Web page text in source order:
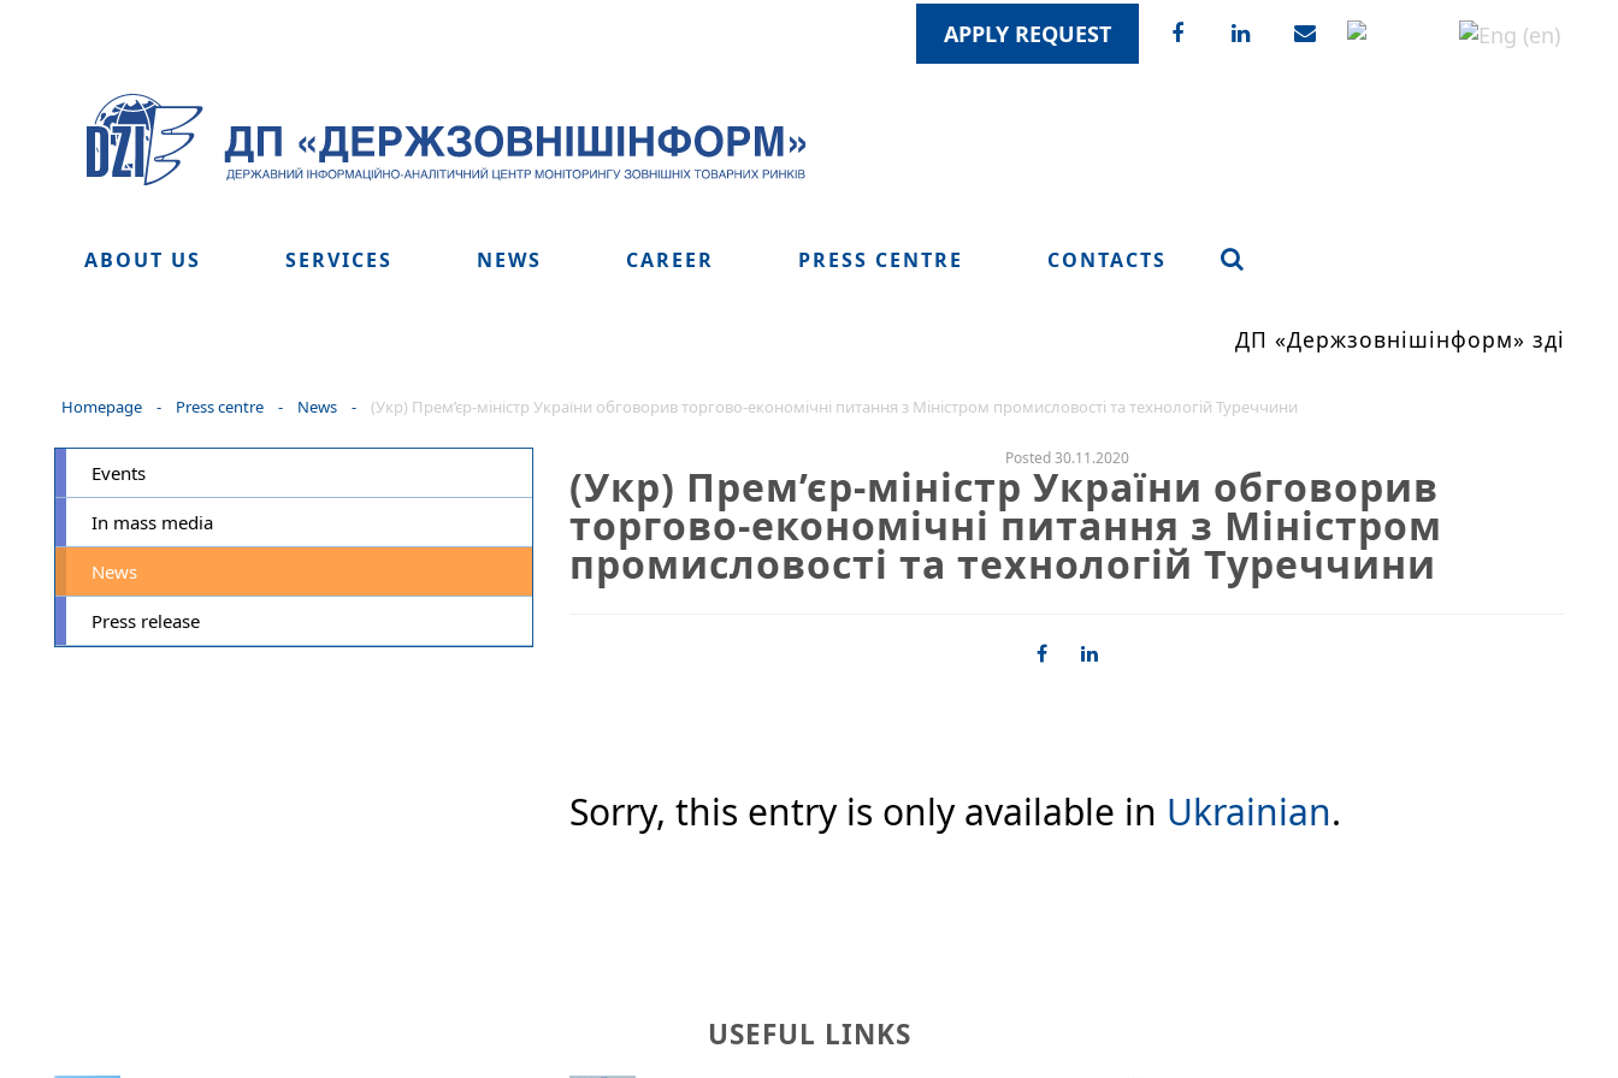
APPLY REQUEST
ABOUT US SERVICES NEWS CAREER PRESS CENTRE CONTACTS
ДП «Держзовнішінформ»
Homepage - Press centre - News - (Укр) Прем’єр-міністр України обговорив торгово-економічні питання з Міністром промисловості та технологій Туреччини
Events
In mass media
News
Press release
Posted 30.11.2020
(Укр) Прем’єр-міністр України обговорив
торгово-економічні питання з Міністром
промисловості та технологій Туреччини
Sorry, this entry is only available in Ukrainian.
USEFUL LINKS